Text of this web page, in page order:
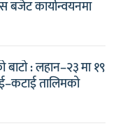
बजेट कार्यान्वयनमा
बाटो : लहान–२३ मा १९
तालिमको